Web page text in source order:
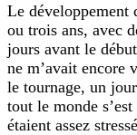
Le développement
ou trois ans, avec
jours avant le
ne m’avait encore
le tournage, un
tout le monde
étaient assez